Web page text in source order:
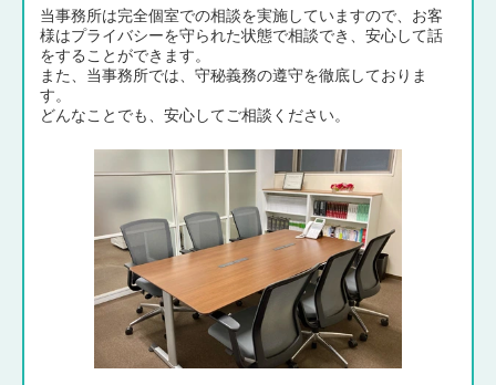
当事務所は完全個室での相談を実施していますので、お客
様はプライバシーを守られた状態で相談でき、安心して話
をすることができます。
また、当事務所では、守秘義務の遵守を徹底しておりま
す。
どんなことでも、安心してご相談ください。